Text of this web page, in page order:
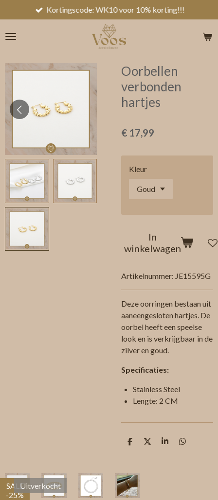
direct
naar
Kortingscode: WK10 voor 10% korting!!!
Oorbellen
verbonden
hartjes
€ 17,99
Kleur
In
winkelwagen
Artikelnummer: JE15595G
Deze oorringen bestaan uit
aaneengesloten hartjes. De
oorbel heeft een speelse
look en is verkrijgbaar in de
zilver en goud.
Specificaties:
Stainless Steel
Lengte: 2 CM
D
n
D
S
D
SALE
-25%
Uitverkocht